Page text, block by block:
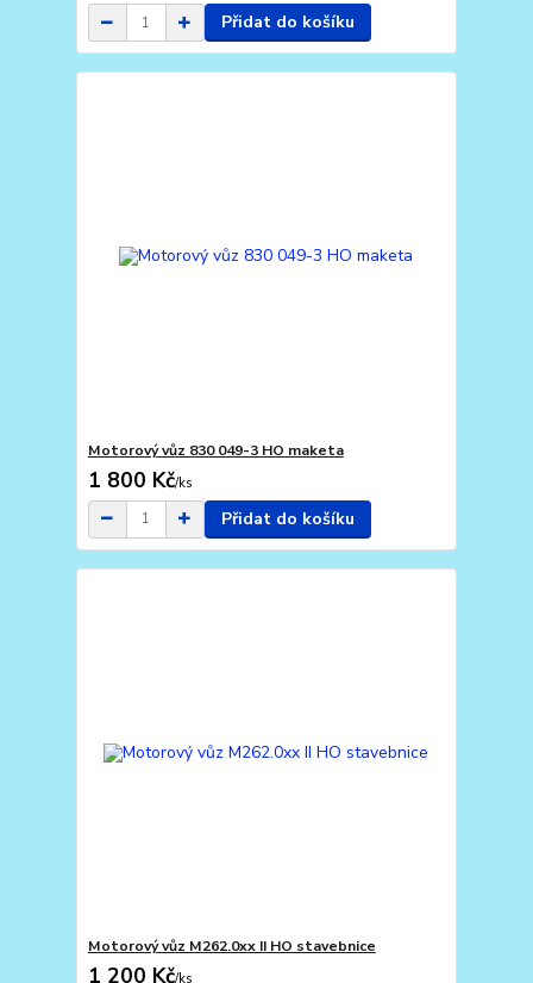
Přidat do košíku
Motorový vůz 830 049-3 HO maketa
1 800 Kč/ks
Přidat do košíku
Motorový vůz M262.0xx II HO stavebnice
1 200 Kč/ks